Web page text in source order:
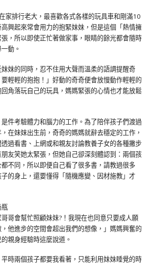
家排行老大，最喜歡各式各樣的玩具車和剛滿10
興起來常會用力的抱緊妹妹，但是這個「熱情擁
，所以即使正忙著做家事，眼睛的餘光都會隨時
動。
妹的同時，忍不住用大聲而溫柔的語調提醒奇
輕輕的抱抱！」好動的奇奇便會放慢動作輕輕的
角落玩自己的玩具，媽媽緊張的心情也才能放鬆
件考驗體力和腦力的工作。為了陪伴孩子們渡過
在妹妹出生前，奇奇的媽媽就辭去穩定的工作，
過看書、上網或和親友討論教養子女的各種撇步
友笑她太緊張，但她自己卻深刻體認到：兩個孩
不同，所以即便自己看了很多書，請教過很多
的身上，還要懂得「隨機應變、因材施教」才
瓶
哥哥會幫忙照顧妹妹?！我現在也同意只要成人願
他進步的空間會超出我們的想像，」媽媽興奮的
親身經驗時這麼說道。
時兩個孩子都要我看著，只能利用妹妹睡覺的時